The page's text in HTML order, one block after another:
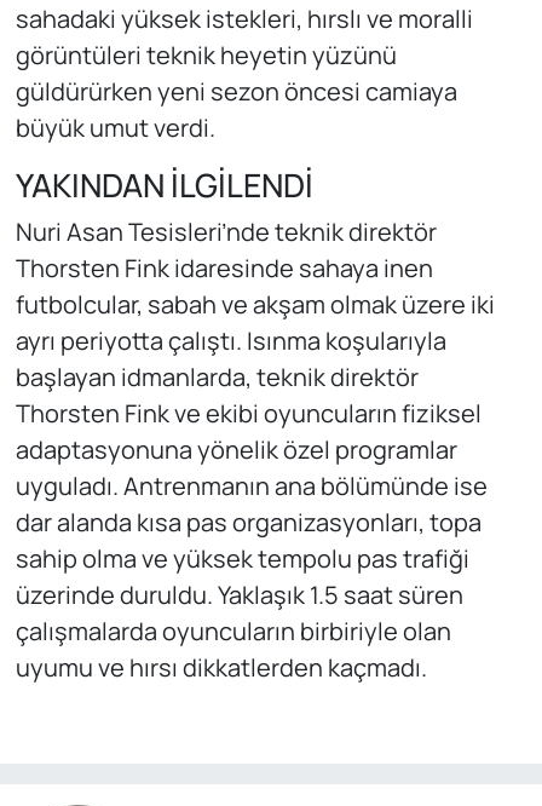
sahadaki yüksek istekleri, hırslı ve moralli
görüntüleri teknik heyetin yüzünü
güldürürken yeni sezon öncesi camiaya
büyük umut verdi.
YAKINDAN İLGİLENDİ
Nuri Asan Tesisleri’nde teknik direktör
Thorsten Fink idaresinde sahaya inen
futbolcular, sabah ve akşam olmak üzere iki
ayrı periyotta çalıştı. Isınma koşularıyla
başlayan idmanlarda, teknik direktör
Thorsten Fink ve ekibi oyuncuların fiziksel
adaptasyonuna yönelik özel programlar
uyguladı. Antrenmanın ana bölümünde ise
dar alanda kısa pas organizasyonları, topa
sahip olma ve yüksek tempolu pas trafiği
üzerinde duruldu. Yaklaşık 1.5 saat süren
çalışmalarda oyuncuların birbiriyle olan
uyumu ve hırsı dikkatlerden kaçmadı.